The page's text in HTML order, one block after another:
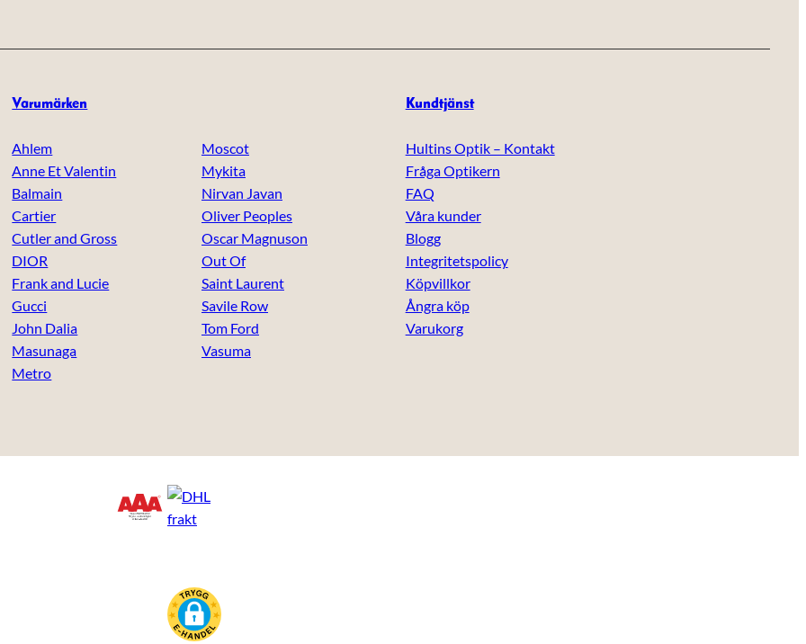
Varumärken
Ahlem
Anne Et Valentin
Balmain
Cartier
Cutler and Gross
DIOR
Frank and Lucie
Gucci
John Dalia
Masunaga
Metro
Moscot
Mykita
Nirvan Javan
Oliver Peoples
Oscar Magnuson
Out Of
Saint Laurent
Savile Row
Tom Ford
Vasuma
Kundtjänst
Hultins Optik – Kontakt
Fråga Optikern
FAQ
Våra kunder
Blogg
Integritetspolicy
Köpvillkor
Ångra köp
Varukorg